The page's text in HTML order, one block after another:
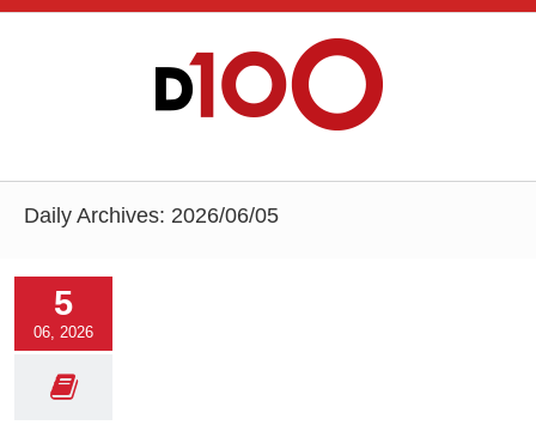
Daily Archives: 2026/06/05
5
06, 2026